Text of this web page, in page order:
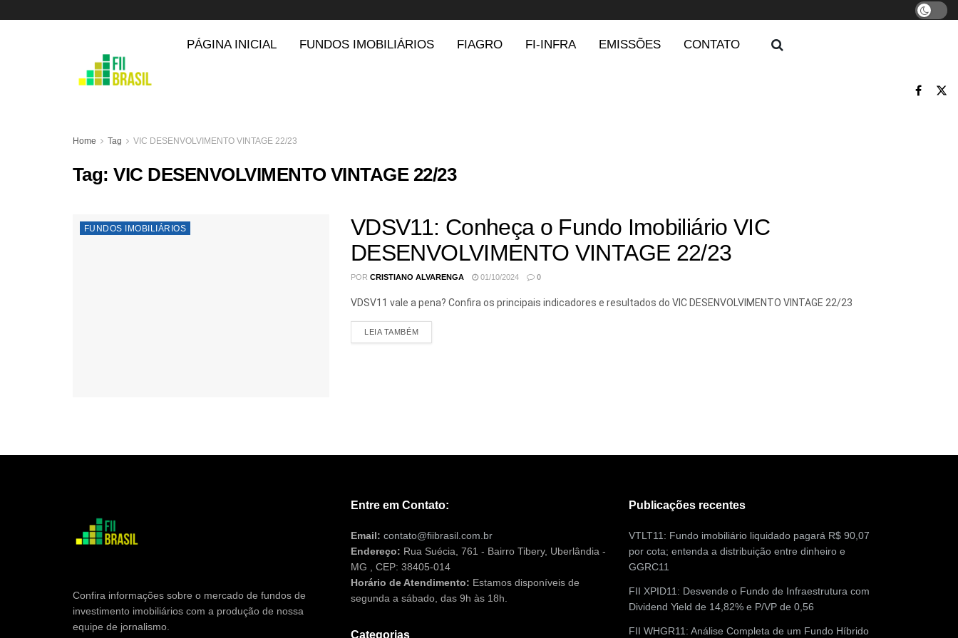
PÁGINA INICIAL FUNDOS IMOBILIÁRIOS FIAGRO FI-INFRA EMISSÕES CONTATO
Home Tag VIC DESENVOLVIMENTO VINTAGE 22/23
Tag:VIC DESENVOLVIMENTO VINTAGE 22/23
FUNDOS IMOBILIÁRIOS
VDSV11: Conheça o Fundo Imobiliário VIC
DESENVOLVIMENTO VINTAGE 22/23
POR CRISTIANO ALVARENGA 01/10/2024 0
VDSV11 vale a pena? Confira os principais indicadores e resultados do VIC DESENVOLVIMENTO VINTAGE 22/23
LEIA TAMBÉM
Confira informações sobre o mercado de fundos de
investimento imobiliários com a produção de nossa
equipe de jornalismo.
Entre em Contato:
Email: contato@fiibrasil.com.br
Endereço: Rua Suécia, 761 - Bairro Tibery, Uberlândia -
MG , CEP: 38405-014
Horário de Atendimento: Estamos disponíveis de
segunda a sábado, das 9h às 18h.
Categorias
Publicações recentes
VTLT11: Fundo imobiliário liquidado pagará R$ 90,07
por cota; entenda a distribuição entre dinheiro e
GGRC11
FII XPID11: Desvende o Fundo de Infraestrutura com
Dividend Yield de 14,82% e P/VP de 0,56
FII WHGR11: Análise Completa de um Fundo Híbrido